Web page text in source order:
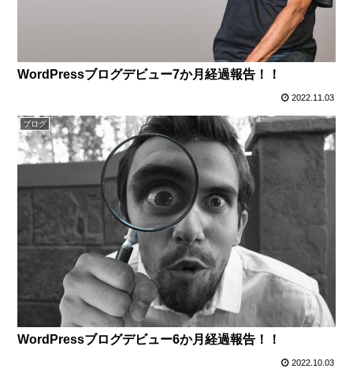
WordPressブログデビュー7か月経過報告！！
2022.11.03
ブログ
WordPressブログデビュー6か月経過報告！！
2022.10.03